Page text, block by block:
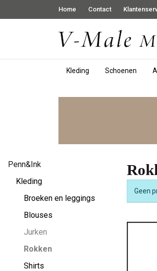
Home Contact
Kleding Schoenen
Rokken
male
mode
Penn&Ink
Kleding
Broeken en leggings
Blouses
Jurken
Rokken
Shirts
Geen